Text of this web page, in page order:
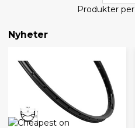
Produkter per
Nyheter